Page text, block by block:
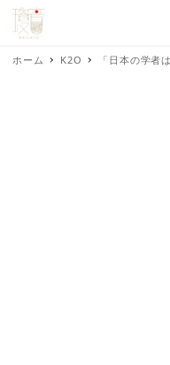
ホーム K2O 「日本の学者